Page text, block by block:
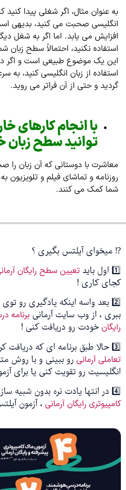
به عنوان مثال، اگر شغلی پیدا کنید
انگلیسی صحبت می کنید، بدیهی
افزایش می یابد. اما اگر به شغل
استفاده نکنید، احتمالاً سطح زبان
این یک موضوع طبیعی است و اگر
استفاده از زبان انگلیسی کنید،
گردید و حتی از آن فراتر می روید.
با انجام کارهای
توانید سطح زبان
معاشرت با دوستانی که آن زبان را
روزنامه و تماشای فیلم و تلویزیون
شما کمک می کنند.
⁉️ میخوای آیلتس بگیری ؟
1️⃣ اول باید
تعیین سطح رایگان
کجای کاری !
2️⃣ بعد واسه اینکه یادگیری رو
ببری ، از وب سایت آرمانی برنامه
رایگان خودت رو دریافت کنی !
3️⃣ حالا طبق برنامه ای که دریافت کردی لازمه
تعاملی آرمانی رو ببینی و با روش
انگلیسیت رو تقویت کنی یا برای
4️⃣ در انتها یادت نره بدون شبیه سازی فضای
کامپیوتری رایگان آرمانی ، آزمون